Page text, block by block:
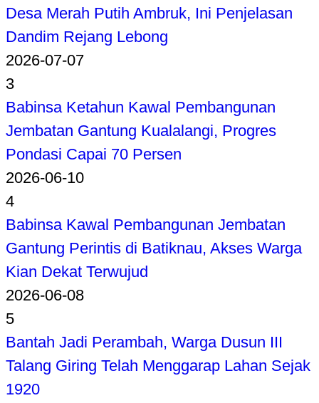
Desa Merah Putih Ambruk, Ini Penjelasan
Dandim Rejang Lebong
2026-07-07
3
Babinsa Ketahun Kawal Pembangunan
Jembatan Gantung Kualalangi, Progres
Pondasi Capai 70 Persen
2026-06-10
4
Babinsa Kawal Pembangunan Jembatan
Gantung Perintis di Batiknau, Akses Warga
Kian Dekat Terwujud
2026-06-08
5
Bantah Jadi Perambah, Warga Dusun III
Talang Giring Telah Menggarap Lahan Sejak
1920